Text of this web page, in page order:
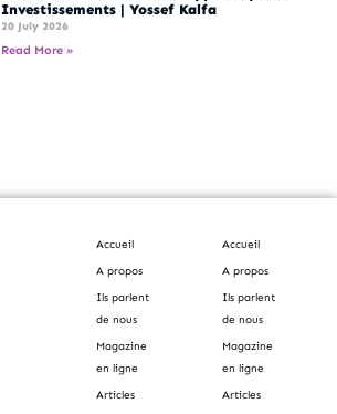
Investissements | Yossef Kalfa
20 July 2026
Read More »
Accueil
A propos
Ils parlent
de nous
Magazine
en ligne
Articles
Accueil
A propos
Ils parlent
de nous
Magazine
en ligne
Articles